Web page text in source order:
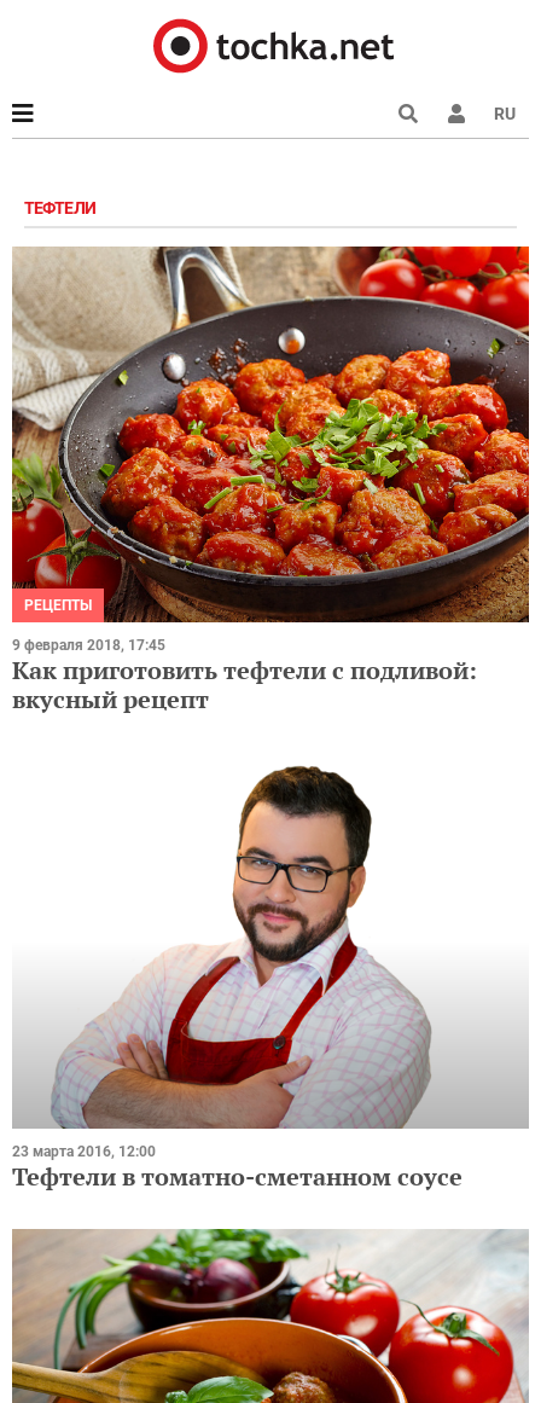
RU
ТЕФТЕЛИ
РЕЦЕПТЫ
9 февраля 2018, 17:45
Как приготовить тефтели с подливой:
вкусный рецепт
23 марта 2016, 12:00
Тефтели в томатно-сметанном соусе